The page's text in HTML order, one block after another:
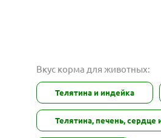
Вкус корма для животных:
Телятина и индейка
Телятина, печень, сердце